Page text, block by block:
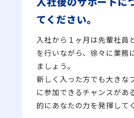
てください。
入社から１ヶ月は先輩社員
を行いながら、徐々に業務
ましょう。
新しく入った方でも大きな
に参加できるチャンスがあ
的にあなたの力を発揮して